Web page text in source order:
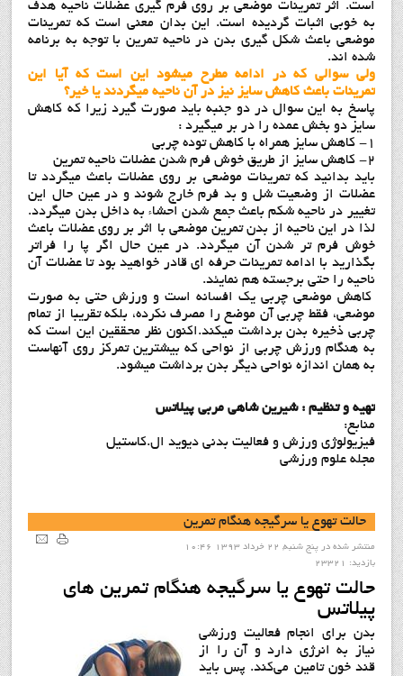
است. اثر تمرینات موضعی بر روی فرم گیری عضلات ناحیه هدف
به خوبی اثبات گردیده است. این بدان معنی است که تمرینات
موضعی باعث شکل گیری بدن در ناحیه تمرین با توجه به برنامه
شده اند.
ولی سوالی که در ادامه مطرح میشود این است که آیا این
تمرینات باعث کاهش سایز نیز در آن ناحیه میگردند یا خیر؟
پاسخ به این سوال در دو جنبه باید صورت گیرد زیرا که کاهش
سایز دو بخش عمده را در بر میگیرد :
1- کاهش سایز همراه با کاهش توده چربی
2- کاهش سایز از طریق خوش فرم شدن عضلات ناحیه تمرین
باید بدانید که تمرینات موضعی بر روی عضلات باعث میگردد تا
عضلات از وضعیت شل و بد فرم خارج شوند و در عین حال این
تغییر در ناحیه شکم باعث جمع شدن احشاء به داخل بدن میگردد.
لذا در این ناحیه از بدن تمرین موضعی با اثر بر روی عضلات باعث
خوش فرم تر شدن آن میگردد. در عین حال اگر پا را فراتر
بگذارید با ادامه تمرینات حرفه ای قادر خواهید بود تا عضلات آن
ناحیه را حتی برجسته هم نمایئد.
کاهش موضعی چربی یک افسانه است و ورزش حتی به صورت
موضعی، فقط چربی آن موضع را مصرف نکرده، بلکه تقریبا از تمام
چربی ذخیره بدن برداشت میکند.اکنون نظر محققین این است که
به هنگام ورزش چربی از نواحی که بیشترین تمرکز روی آنهاست
به همان اندازه نواحی دیگر بدن برداشت میشود.
تهیه و تنظیم : شیرین شاهی مربي پيلاتس
منابع:
فیزیولوژی ورزش و فعالیت بدنی دیوید ال.کاستیل
مجله علوم ورزشی
حالت تهوع یا سرگیجه هنگام تمرین
منتشر شده در پنج شنبه, 22 خرداد 1393 10:46
بازدید: 23321
حالت تهوع یا سرگیجه هنگام تمرين هاي
پيلاتس
بدن برای انجام فعالیت ورزشی
نیاز به انرژی دارد و آن را از
قند خون تامین می‌کند. پس باید